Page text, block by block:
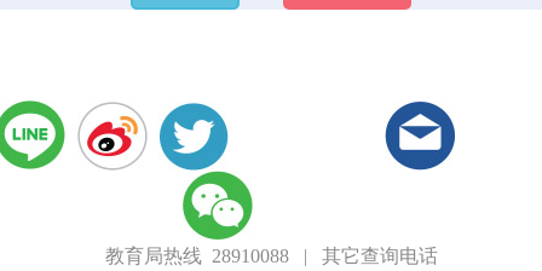
教育局热线 28910088| 其它查询电话